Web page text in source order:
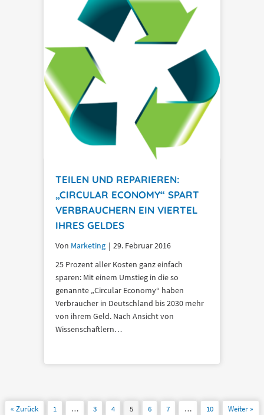
TEILEN UND REPARIEREN:
„CIRCULAR ECONOMY“ SPART
VERBRAUCHERN EIN VIERTEL
IHRES GELDES
Von Marketing | 29. Februar 2016
25 Prozent aller Kosten ganz einfach
sparen: Mit einem Umstieg in die so
genannte „Circular Economy“ haben
Verbraucher in Deutschland bis 2030 mehr
von ihrem Geld. Nach Ansicht von
Wissenschaftlern…
« Zurück 1 … 3 4 5 6 7 … 10 Weiter »